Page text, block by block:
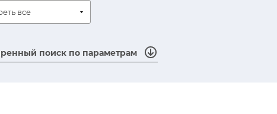
все
поиск по параметрам